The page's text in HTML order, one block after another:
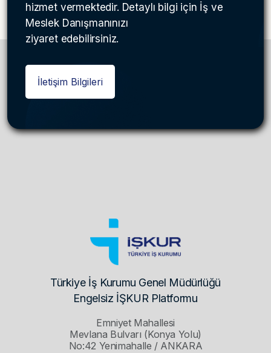
hizmet vermektedir. Detaylı bilgi için İş ve
Meslek Danışmanınızı
ziyaret edebilirsiniz.
İletişim Bilgileri
Türkiye İş Kurumu Genel Müdürlüğü
Engelsiz İŞKUR Platformu
Emniyet Mahallesi
Mevlana Bulvarı (Konya Yolu)
No:42 Yenimahalle / ANKARA